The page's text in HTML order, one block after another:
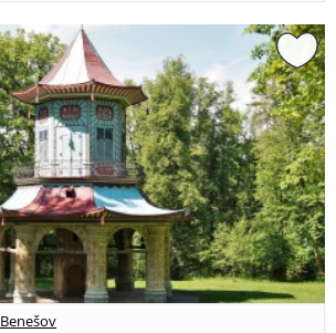
Benešov